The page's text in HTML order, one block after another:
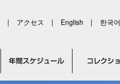
| アクセス | English | 한국어